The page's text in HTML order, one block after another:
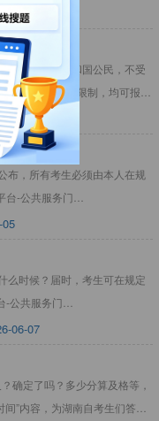
年
05
属中华人民共和国公民，不受
受教育程度的限制，均可报考
符合条件
布，所有考生必须由本人在规
台-公共服务门
么时候？届时，考生可在规定
-公共服务门
06-07
确定了吗？多少分算及格等，
”内容，为湖南自考生们答疑